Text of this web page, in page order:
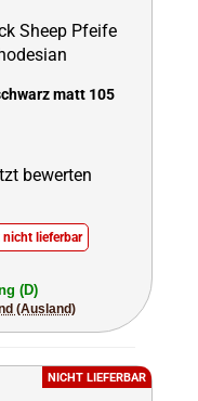
matt 105
lieferbar
(D)
(Ausland)
NICHT LIEFERBAR